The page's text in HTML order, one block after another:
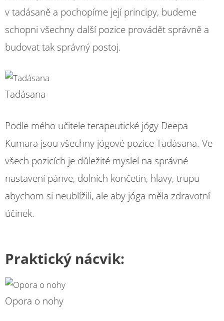
v tadásaně a pochopíme její principy, budeme
schopni všechny další pozice provádět správně a
budovat tak správný postoj.
Tadásana
Podle mého učitele terapeutické jógy Deepa
Kumara jsou všechny jógové pozice Tadásana. Ve
všech pozicích je důležité myslel na správné
nastavení pánve, dolních končetin, hlavy, trupu
abychom si neublížili, ale aby jóga měla zdravotní
účinek.
Praktický nácvik:
Opora o nohy